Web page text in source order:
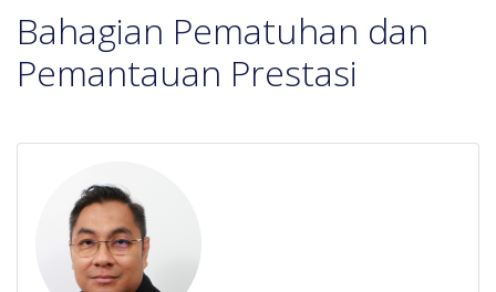
Bahagian Pematuhan dan
Pemantauan Prestasi